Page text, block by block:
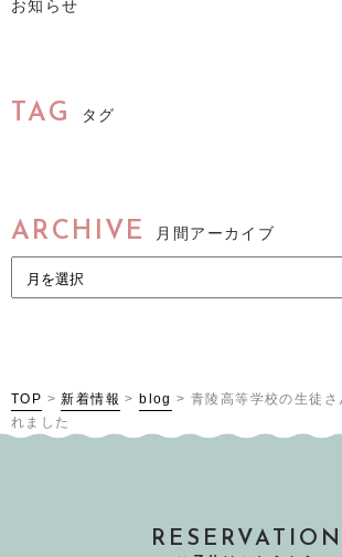
お知らせ
TAG タグ
ARCHIVE 月間アーカイブ
TOP >新着情報 > blog >青陵高等学校の生徒さ
れました
RESERVATION